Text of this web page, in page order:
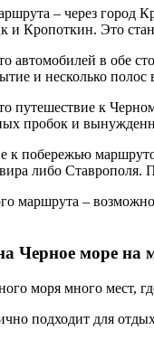
– через город
и Кропоткин. Это
автомобилей в обе
и несколько
путешествие к
пробок и
к побережью
либо Ставрополя.
маршрута –
Черное море на
моря много мест,
подходит для